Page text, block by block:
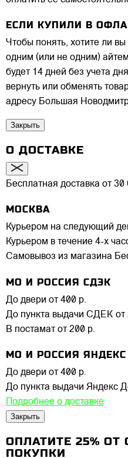
ЕСЛИ КУПИЛИ В
Чтобы понять, хотите ли
одним (или не одним)
будет 14 дней без учета
вернуть или обменять
адресу Большая
Закрыть
О ДОСТАВКЕ
Бесплатная доставка от 30
МОСКВА
Курьером на следующий
Курьером в течение 4-х
Самовывоз из магазина
МО И РОССИЯ СДЭК
До двери от 400 р.
До пункта выдачи СДЕК от
В постамат от 200 р.
МО И РОССИЯ ЯНДЕКС
До двери от 400 р.
До пункта выдачи Яндекс
Подробнее о доставке
Закрыть
ОПЛАТИТЕ 25% ОТ
ПОКУПКИ